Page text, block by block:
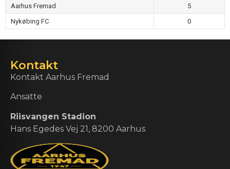
Aarhus Fremad
5
Nykøbing FC
0
Kontakt
Kontakt Aarhus Fremad
Ansatte
Riisvangen Stadion
Hans Egedes Vej 21, 8200 Aarhus